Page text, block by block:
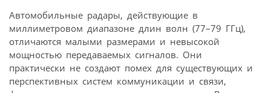
Автомобильные радары, действующие в
миллиметровом диапазоне длин волн (77–79 ГГц),
отличаются малыми размерами и невысокой
мощностью передаваемых сигналов. Они
практически не создают помех для существующих и
перспективных систем коммуникации и связи,